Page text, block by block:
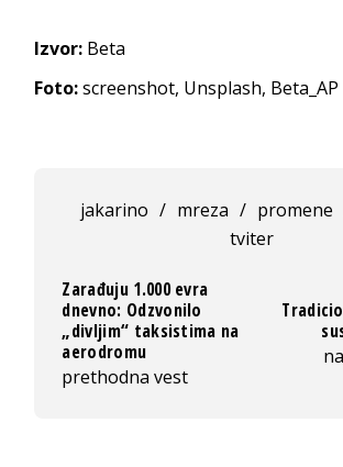
Izvor: Beta
Foto:screenshot, Unsplash, Beta_AP
jakarino / mreza / promene
tviter
Zarađuju 1.000 evra
dnevno: Odzvonilo
„divljim“ taksistima na
aerodromu
prethodna vest